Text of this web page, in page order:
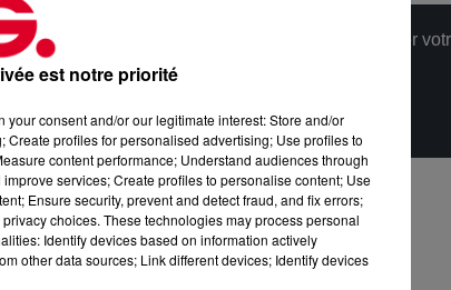
Si vous souhaitez l'afficher, merci de nous donner
est notre priorité
consent and/or our legitimate interest: Store and/or
profiles for personalised advertising; Use profiles to
content performance; Understand audiences through
services; Create profiles to personalise content; Use
Ensure security, prevent and detect fraud, and fix errors;
choices. These technologies may process personal
Identify devices based on information actively
other data sources; Link different devices; Identify devices